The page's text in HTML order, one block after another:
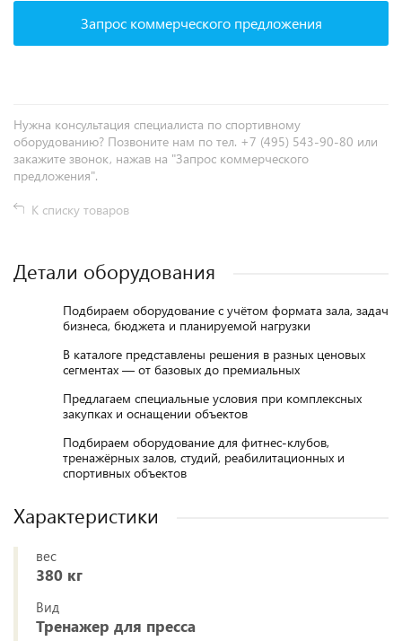
Запрос коммерческого предложения
Нужна консультация специалиста по спортивному
оборудованию? Позвоните нам по тел. +7 (495) 543-90-80 или
закажите звонок, нажав на "Запрос коммерческого
предложения".
К списку товаров
Детали оборудования
Подбираем оборудование с учётом формата зала, задач
бизнеса, бюджета и планируемой нагрузки
В каталоге представлены решения в разных ценовых
сегментах — от базовых до премиальных
Предлагаем специальные условия при комплексных
закупках и оснащении объектов
Подбираем оборудование для фитнес-клубов,
тренажёрных залов, студий, реабилитационных и
спортивных объектов
Характеристики
вес
380 кг
Вид
Тренажер для пресса